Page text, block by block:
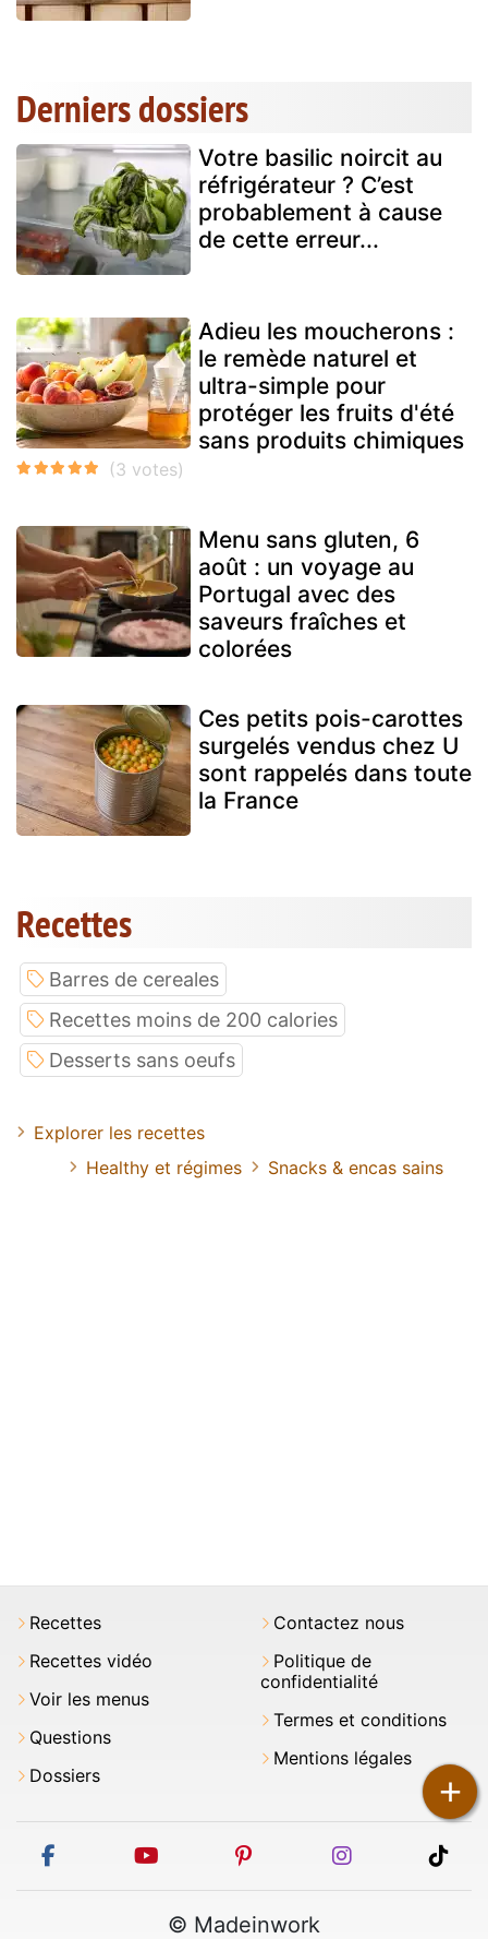
+
Derniers dossiers
Votre basilic noircit au
réfrigérateur ? C’est
probablement à cause
de cette erreur...
Adieu les moucherons :
le remède naturel et
ultra-simple pour
protéger les fruits d'été
sans produits chimiques
Menu sans gluten, 6
août : un voyage au
Portugal avec des
saveurs fraîches et
colorées
Ces petits pois-carottes
surgelés vendus chez U
sont rappelés dans toute
la France
Recettes
Barres de cereales
Recettes moins de 200 calories
Desserts sans oeufs
Explorer les recettes
Healthy et régimes
Snacks & encas sains
Recettes
Recettes vidéo
Voir les menus
Questions
Dossiers
Contactez nous
Politique de
confidentialité
Termes et conditions
Mentions légales
facebook youtube pinterest instagram
© Madeinwork